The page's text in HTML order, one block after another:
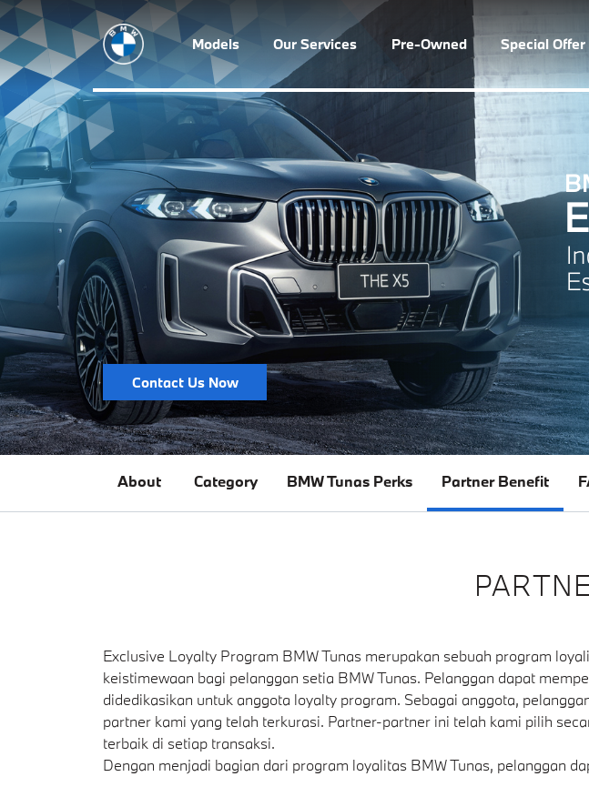
Models Our Services Pre-Owned Special Offer
Contact Us Now
About Category BMW Tunas Perks Partner Benefit
Exclusive Loyalty Program BMW Tunas merupakan sebuah program
keistimewaan bagi pelanggan setia BMW Tunas. Pelanggan dapat
didedikasikan untuk anggota loyalty program. Sebagai anggota,
partner kami yang telah terkurasi. Partner-partner ini telah kami pilih
terbaik di setiap transaksi.
Dengan menjadi bagian dari program loyalitas BMW Tunas, pelanggan